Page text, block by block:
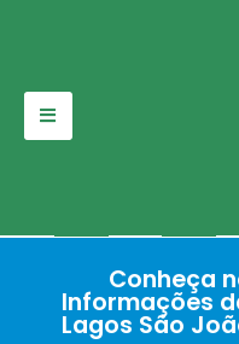
para
Conheça
Informações
Lagos São